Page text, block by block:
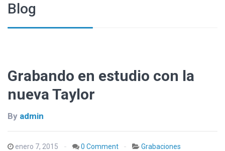
Blog
Grabando en estudio con la
nueva Taylor
By admin
enero 7, 2015 0 Comment Grabaciones